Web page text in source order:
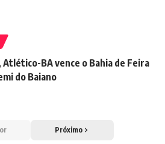
Atlético-BA vence o Bahia de Feira
do Baiano
Próximo